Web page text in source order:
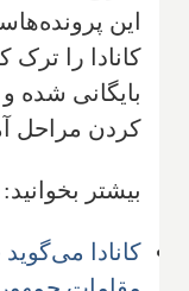
این
کانادا را
بایگانی شده
کردن مراحل
بیشتر بخوانید: